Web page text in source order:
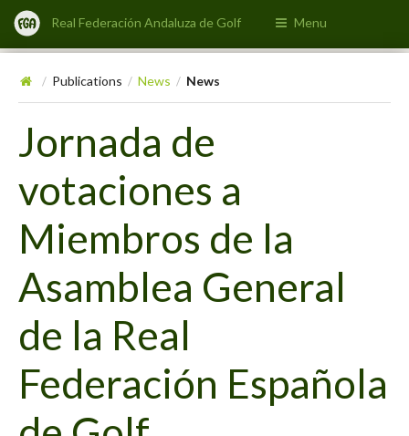
Real Federación Andaluza de Golf Menu
/ Publications / News / News
Jornada de
votaciones a
Miembros de la
Asamblea General
de la Real
Federación Española